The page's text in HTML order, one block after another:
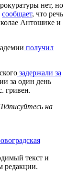
нет, но
сообщает, что речь
Антошике и
получил
задержали за
за один день
гривен.
на
текст и
редакции.